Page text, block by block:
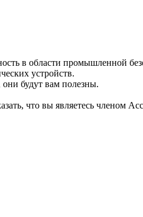
в области промышленной
устройств.
будут вам полезны.
что вы являетесь членом